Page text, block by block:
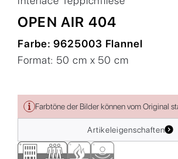
OPEN AIR 404
Farbe:9625003 Flannel
Format: 50 cm x 50 cm
Farbtöne der Bilder können vom Original
Artikeleigenschaften